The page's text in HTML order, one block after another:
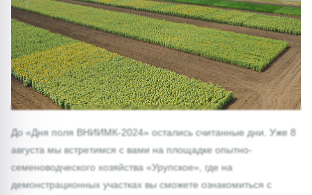
1/0
До «Дня поля ВНИИМК-2024» остались считанные дни. Уже 8
августа мы встретимся с вами на площадке опытно-
семеноводческого хозяйства «Урупское», где на
демонстрационных участках вы сможете ознакомиться с